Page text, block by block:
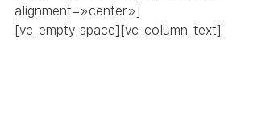
alignment=»center»]
[vc_empty_space][vc_column_text]